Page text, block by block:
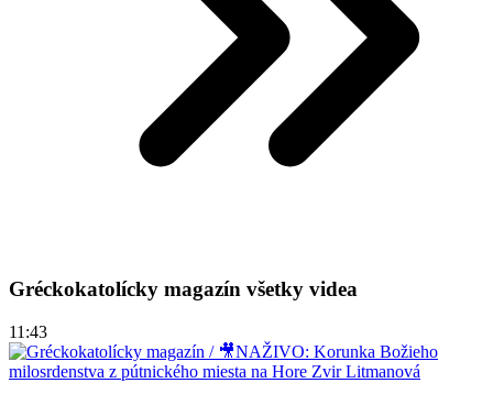
Gréckokatolícky magazín všetky videa
11:43